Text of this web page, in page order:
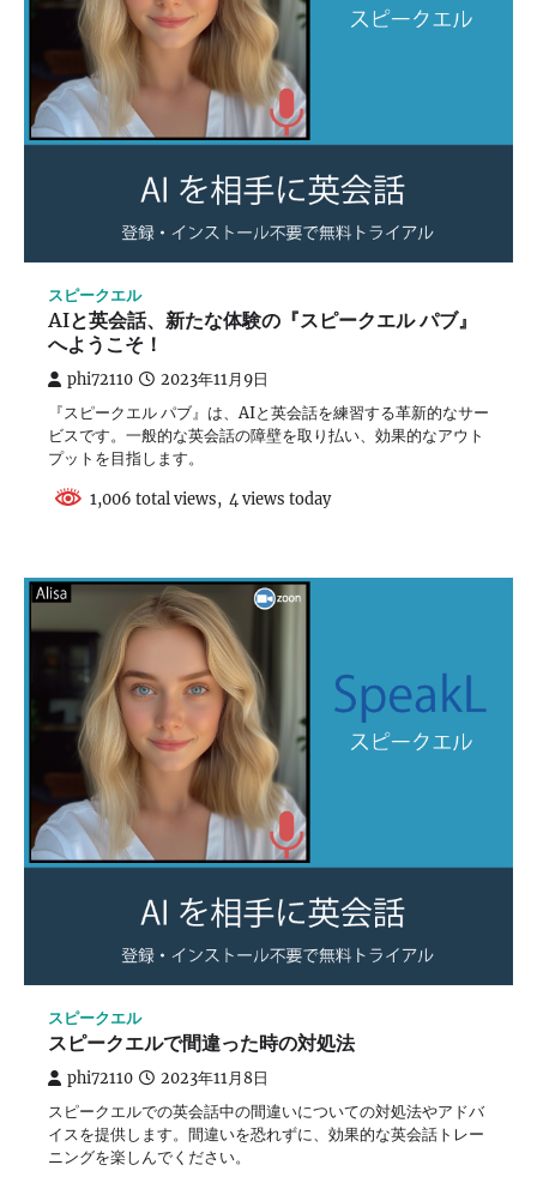
スピークエル
AIと英会話、新たな体験の『スピークエル パブ』
へようこそ！
phi72110 2023年11月9日
『スピークエル パブ』は、AIと英会話を練習する革新的なサー
ビスです。一般的な英会話の障壁を取り払い、効果的なアウト
プットを目指します。
1,006 total views, 4 views today
スピークエル
スピークエルで間違った時の対処法
phi72110 2023年11月8日
スピークエルでの英会話中の間違いについての対処法やアドバ
イスを提供します。間違いを恐れずに、効果的な英会話トレー
ニングを楽しんでください。